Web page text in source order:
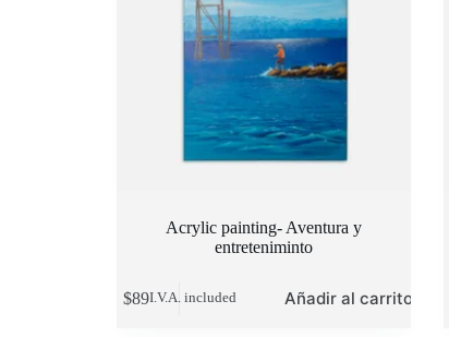
Acrylic painting- Aventura y
entreteniminto
$89I.V.A. included Añadir al carrito